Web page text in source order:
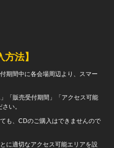
方法】
期間中に各会場周辺より、スマー
「販売受付期間」「アクセス可能
い。
も、CDのご購入はできませんので
に適切なアクセス可能エリアを設